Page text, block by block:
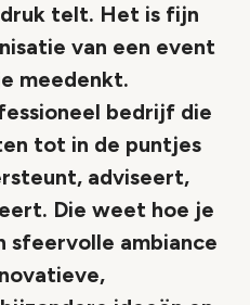
telt. Het is fijn
van een event
meedenkt.
bedrijf die
tot in de puntjes
adviseert,
Die weet hoe je
ambiance